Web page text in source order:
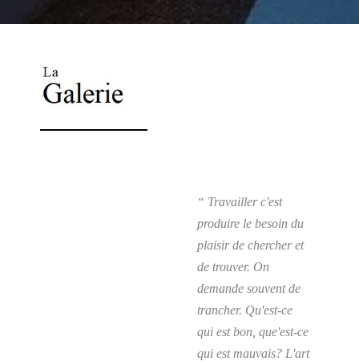
“ Travailler c'est
produire le besoin du
plaisir de chercher et
de trouver. On
demande souvent de
trancher. Qu'est-ce
qui est bon, que'est-ce
qui est mauvais? L'art